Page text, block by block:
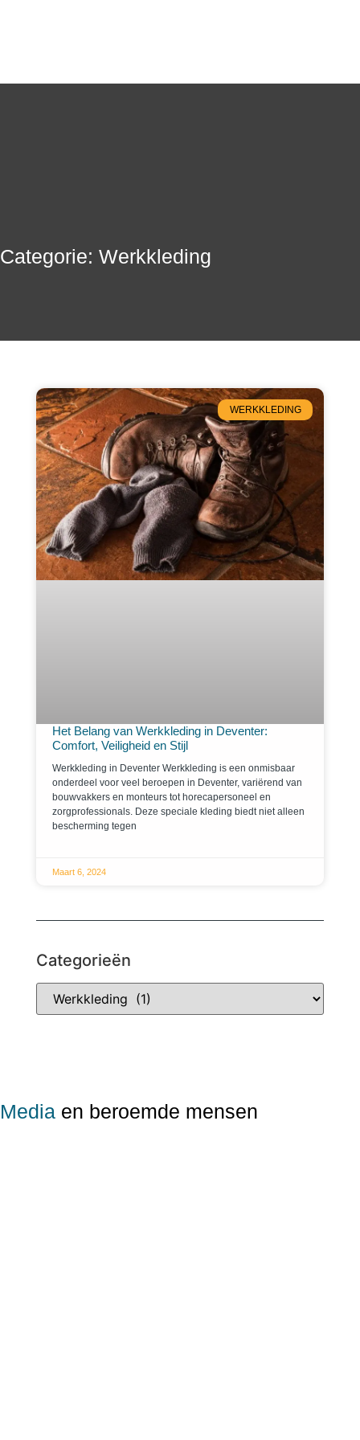
Categorie: Werkkleding
Categorieën
WERKKLEDING
Het Belang van Werkkleding in Deventer:
Comfort, Veiligheid en Stijl
Werkkleding in Deventer Werkkleding is een onmisbaar
onderdeel voor veel beroepen in Deventer, variërend van
bouwvakkers en monteurs tot horecapersoneel en
zorgprofessionals. Deze speciale kleding biedt niet alleen
bescherming tegen
Maart 6, 2024
Media en beroemde mensen